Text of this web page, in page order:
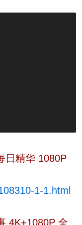
日精华 1080P
1-1.html
4K+1080P 全